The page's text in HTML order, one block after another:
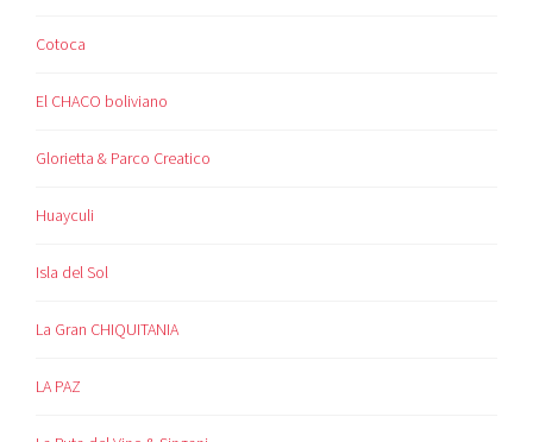
Cotoca
El CHACO boliviano
Glorietta & Parco Creatico
Huayculi
Isla del Sol
La Gran CHIQUITANIA
LA PAZ